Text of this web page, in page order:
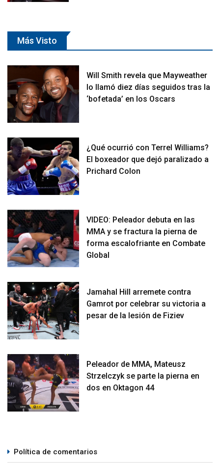
Más Visto
Will Smith revela que Mayweather
lo llamó diez días seguidos tras la
‘bofetada’ en los Oscars
¿Qué ocurrió con Terrel Williams?
El boxeador que dejó paralizado a
Prichard Colon
VIDEO: Peleador debuta en las
MMA y se fractura la pierna de
forma escalofriante en Combate
Global
Jamahal Hill arremete contra
Gamrot por celebrar su victoria a
pesar de la lesión de Fiziev
Peleador de MMA, Mateusz
Strzelczyk se parte la pierna en
dos en Oktagon 44
Política de comentarios